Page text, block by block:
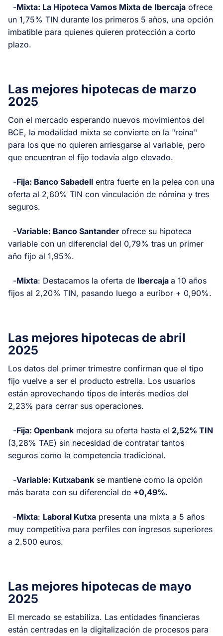
-Mixta: La Hipoteca Vamos Mixta de Ibercaja ofrece
un 1,75% TIN durante los primeros 5 años, una opción
imbatible para quienes quieren protección a corto
plazo.
Las mejores hipotecas de marzo
2025
Con el mercado esperando nuevos movimientos del
BCE, la modalidad mixta se convierte en la "reina"
para los que no quieren arriesgarse al variable, pero
que encuentran el fijo todavía algo elevado.
-Fija: Banco Sabadell entra fuerte en la pelea con una
oferta al 2,60% TIN con vinculación de nómina y tres
seguros.
-Variable: Banco Santander ofrece su hipoteca
variable con un diferencial del 0,79% tras un primer
año fijo al 1,95%.
-Mixta: Destacamos la oferta de Ibercaja a 10 años
fijos al 2,20% TIN, pasando luego a euríbor + 0,90%.
Las mejores hipotecas de abril
2025
Los datos del primer trimestre confirman que el tipo
fijo vuelve a ser el producto estrella. Los usuarios
están aprovechando tipos de interés medios del
2,23% para cerrar sus operaciones.
-Fija: Openbank mejora su oferta hasta el 2,52% TIN
(3,28% TAE) sin necesidad de contratar tantos
seguros como la competencia tradicional.
-Variable: Kutxabank se mantiene como la opción
más barata con su diferencial de +0,49%.
-Mixta: Laboral Kutxa presenta una mixta a 5 años
muy competitiva para perfiles con ingresos superiores
a 2.500 euros.
Las mejores hipotecas de mayo
2025
El mercado se estabiliza. Las entidades financieras
están centradas en la digitalización de procesos para